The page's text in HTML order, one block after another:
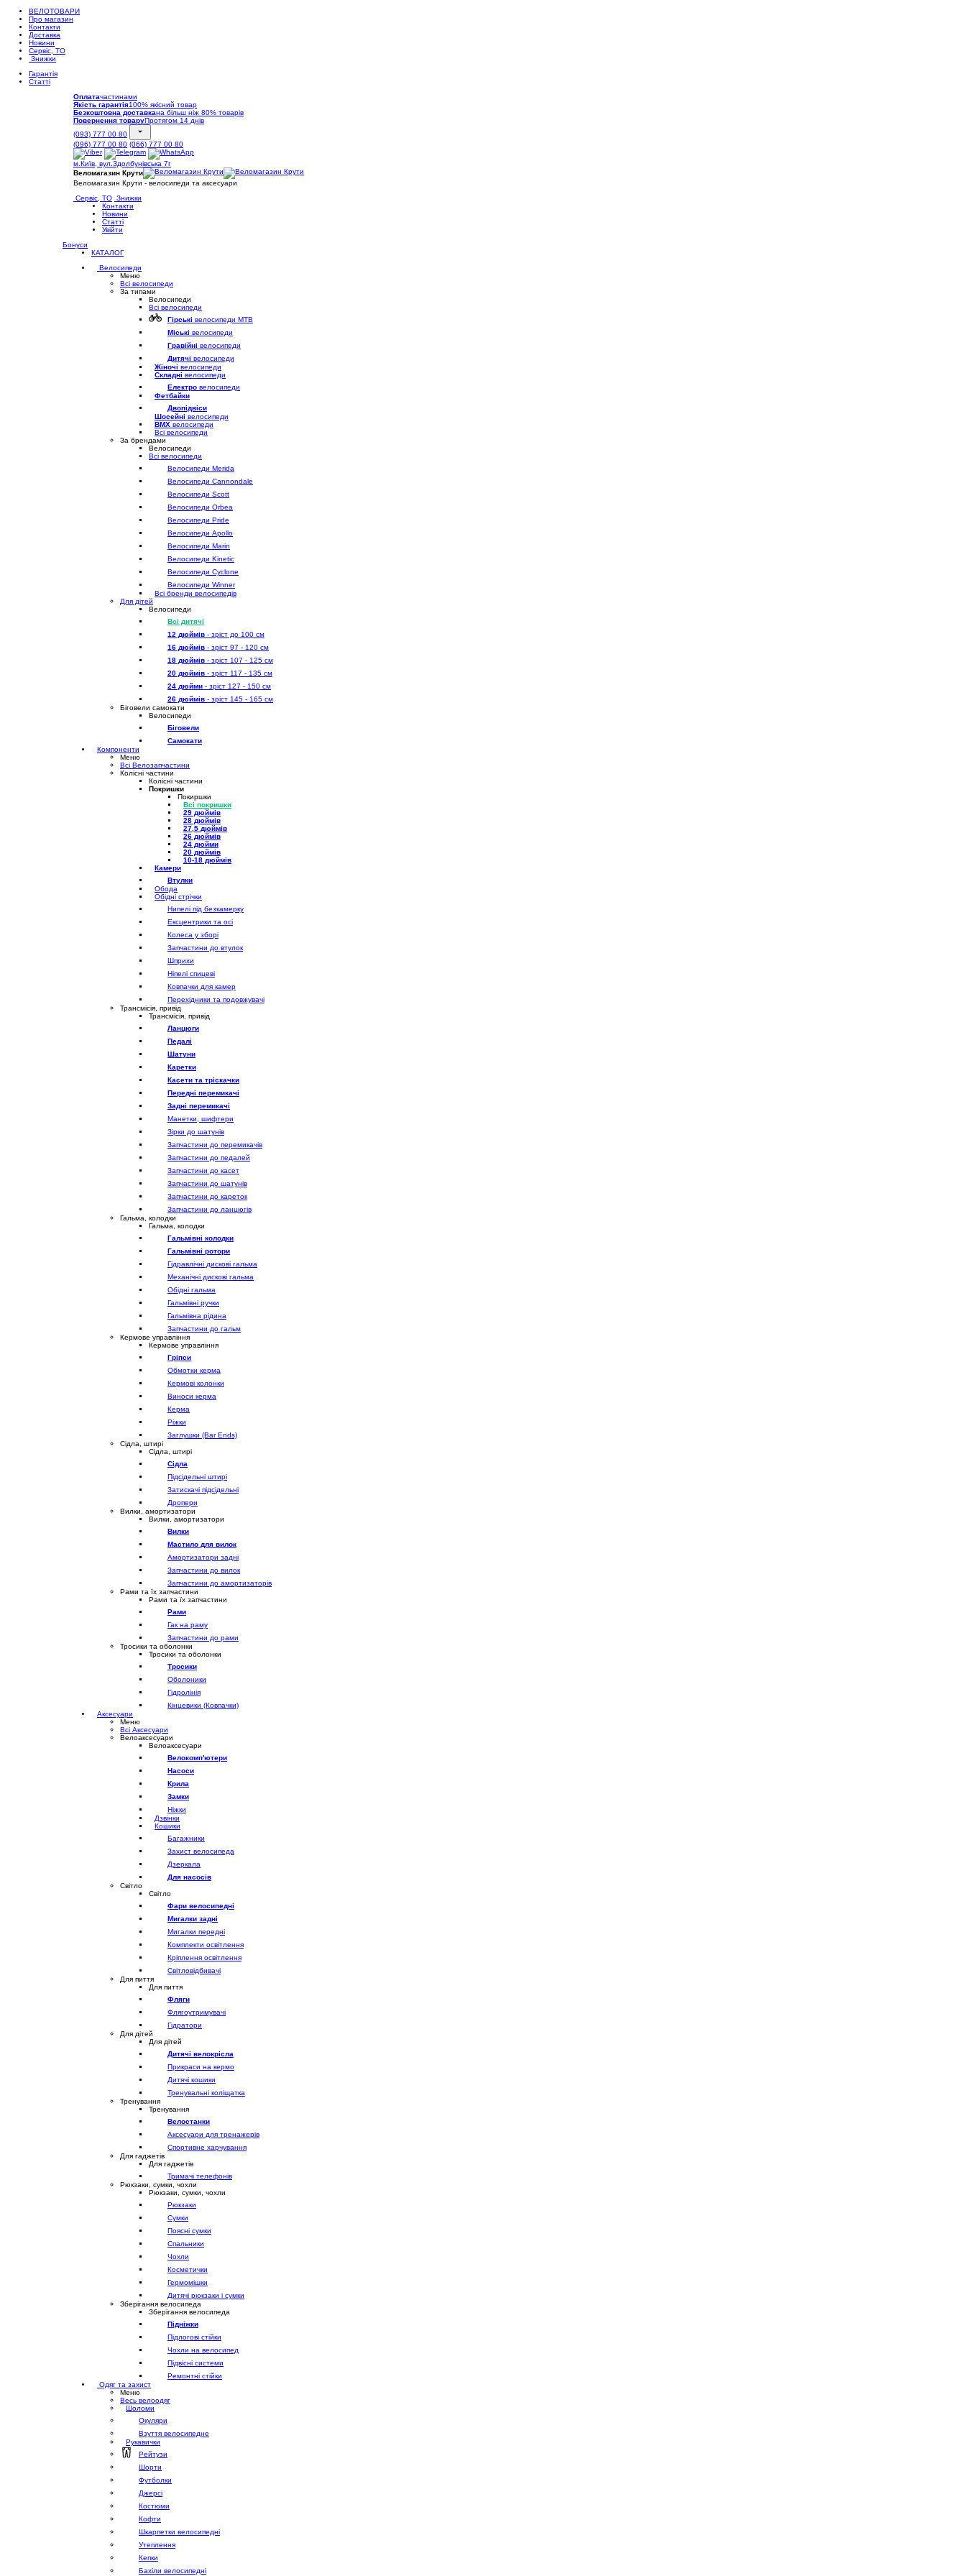
ВЕЛОТОВАРИ
Про магазин
Контакти
Доставка
Новини
Сервіс, ТО
Знижки
Гарантія
Статті
Оплатачастинами
Якість гарантія100% якісний товар
Безкоштовна доставкана більш ніж 80% товарів
Повернення товаруПротягом 14 днів
(093) 777 00 80
(096) 777 00 80 (066) 777 00 80
м.Київ, вул.Здолбунівська 7г
Веломагазин Крути
Веломагазин Крути - велосипеди та аксесуари
Сервіс, ТО Знижки
Контакти
Новини
Статті
Увійти
Бонуси
КАТАЛОГ
Велосипеди
Меню
Всі велосипеди
За типами
Велосипеди
Всі велосипеди
Гірські велосипеди MTB
Міські велосипеди
Гравійні велосипеди
Дитячі велосипеди
Жіночі велосипеди
Складні велосипеди
Електро велосипеди
Фетбайки
Двопідвіси
Шосейні велосипеди
BMX велосипеди
Всі велосипеди
За брендами
Велосипеди
Всі велосипеди
Велосипеди Merida
Велосипеди Cannondale
Велосипеди Scott
Велосипеди Orbea
Велосипеди Pride
Велосипеди Apollo
Велосипеди Marin
Велосипеди Kinetic
Велосипеди Cyclone
Велосипеди Winner
Всі бренди велосипедів
Для дітей
Велосипеди
Всі дитячі
12 дюймів - зріст до 100 см
16 дюймів - зріст 97 - 120 см
18 дюймів - зріст 107 - 125 см
20 дюймів - зріст 117 - 135 см
24 дюйми - зріст 127 - 150 см
26 дюймів - зріст 145 - 165 см
Біговели самокати
Велосипеди
Біговели
Самокати
Компоненти
Меню
Всі Велозапчастини
Колісні частини
Колісні частини
Покришки
Покиршки
Всі покришки
29 дюймів
28 дюймів
27,5 дюймів
26 дюймів
24 дюйми
20 дюймів
10-18 дюймів
Камери
Втулки
Обода
Обідні стрічки
Нипелі під безкамерку
Ексцентрики та осі
Колеса у зборі
Запчастини до втулок
Шприхи
Ніпелі спицеві
Ковпачки для камер
Перехідники та подовжувачі
Трансмісія, привід
Трансмісія, привід
Ланцюги
Педалі
Шатуни
Каретки
Касети та тріскачки
Передні перемикачі
Задні перемикачі
Манетки, шифтери
Зірки до шатунів
Запчастини до перемикачів
Запчастини до педалей
Запчастини до касет
Запчастини до шатунів
Запчастини до кареток
Запчастини до ланцюгів
Гальма, колодки
Гальма, колодки
Гальмівні колодки
Гальмівні ротори
Гідравлічні дискові гальма
Механічні дискові гальма
Обідні гальма
Гальмівні ручки
Гальмівна рідина
Запчастини до гальм
Кермове управління
Кермове управління
Гріпси
Обмотки керма
Кермові колонки
Виноси керма
Керма
Ріжки
Заглушки (Bar Ends)
Сідла, штирі
Сідла, штирі
Сідла
Підсідельні штирі
Затискачі підсідельні
Дропери
Вилки, амортизатори
Вилки, амортизатори
Вилки
Мастило для вилок
Амортизатори задні
Запчастини до вилок
Запчастини до амортизаторів
Рами та їх запчастини
Рами та їх запчастини
Рами
Гак на раму
Запчастини до рами
Тросики та оболонки
Тросики та оболонки
Тросики
Оболоники
Гідролінія
Кінцевики (Ковпачки)
Аксесуари
Меню
Всі Аксесуари
Велоаксесуари
Велоаксесуари
Велокомп'ютери
Насоси
Крила
Замки
Ніжки
Дзвінки
Кошики
Багажники
Захист велосипеда
Дзеркала
Для насосів
Світло
Світло
Фари велосипедні
Мигалки задні
Мигалки передні
Комплекти освітлення
Кріплення освітлення
Світловідбивачі
Для пиття
Для пиття
Фляги
Флягоутримувачі
Гідратори
Для дітей
Для дітей
Дитячі велокрісла
Прикраси на кермо
Дитячі кошики
Тренувальні коліщатка
Тренування
Тренування
Велостанки
Аксесуари для тренажерів
Спортивне харчування
Для гаджетів
Для гаджетів
Тримачі телефонів
Рюкзаки, сумки, чохли
Рюкзаки, сумки, чохли
Рюкзаки
Сумки
Поясні сумки
Спальники
Чохли
Косметички
Гермомішки
Дитячі рюкзаки і сумки
Зберігання велосипеда
Зберігання велосипеда
Підніжки
Підлогові стійки
Чохли на велосипед
Підвісні системи
Ремонтні стійки
Одяг та захист
Меню
Весь велоодяг
Шоломи
Окуляри
Взуття велосипедне
Рукавички
Рейтузи
Шорти
Футболки
Джерсі
Костюми
Кофти
Шкарпетки велосипедні
Утеплення
Кепки
Бахіли велосипедні